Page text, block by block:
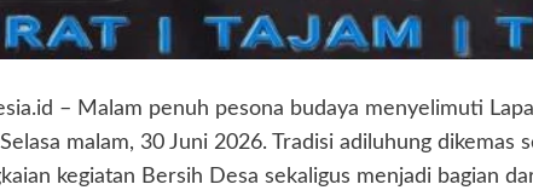
– Malam penuh pesona budaya menyelimuti
malam, 30 Juni 2026. Tradisi adiluhung
kegiatan Bersih Desa sekaligus menjadi bagian